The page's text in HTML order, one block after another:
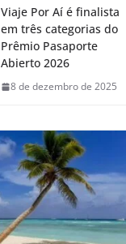
Viaje Por Aí é finalista
em três categorias do
Prêmio Pasaporte
Abierto 2026
8 de dezembro de 2025